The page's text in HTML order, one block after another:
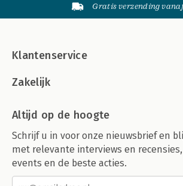
Gratis verzending
Klantenservice
Zakelijk
Altijd op de hoogte
Schrijf u in voor onze nieuwsbrief en
met relevante interviews en
events en de beste acties.